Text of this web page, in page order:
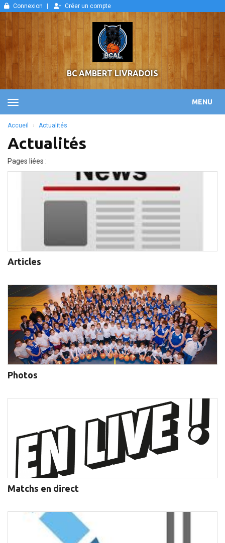
Connexion Créer un compte
BC AMBERT LIVRADOIS
MENU
Accueil Actualités
Actualités
Pages liées :
Articles
Photos
Matchs en direct
Panneau de gestion des cookies